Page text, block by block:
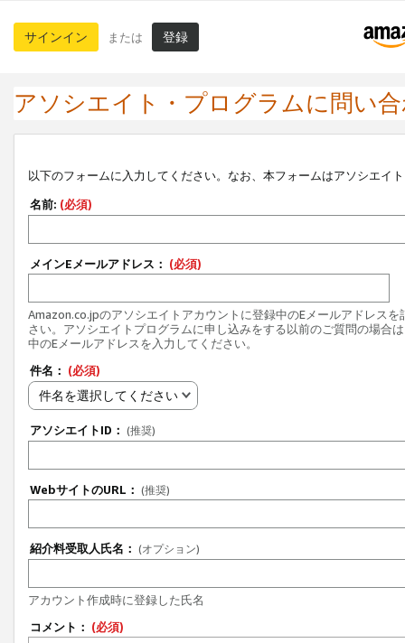
サインイン または 登録
アソシエイト・プログラムに問い
以下のフォームに入力してください。なお、本フォームはアソシエイ
名前: (必須)
メインEメールアドレス： (必須)
Amazon.co.jpのアソシエイトアカウントに登録中のEメールアドレスを
さい。アソシエイトプログラムに申し込みをする以前のご質問の場合
中のEメールアドレスを入力してください。
件名： (必須)
件名を選択してください
アソシエイトID： (推奨)
WebサイトのURL： (推奨)
紹介料受取人氏名： (オプション)
アカウント作成時に登録した氏名
コメント： (必須)